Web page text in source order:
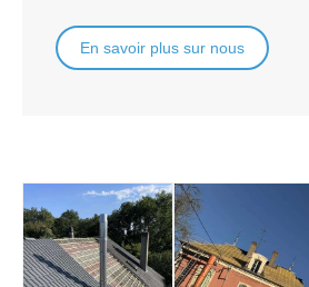
En savoir plus sur nous